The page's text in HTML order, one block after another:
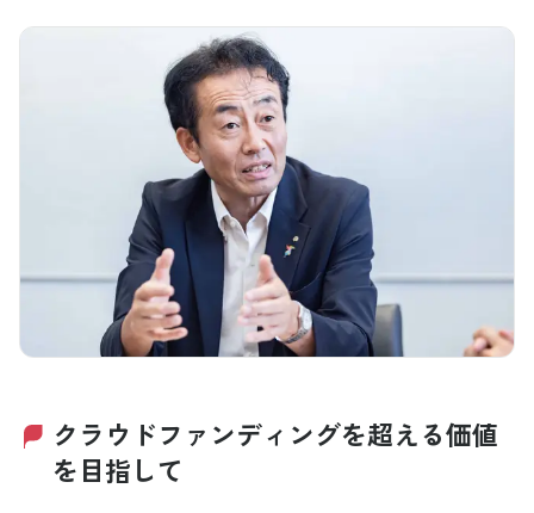
クラウドファンディングを超える価値
を目指して